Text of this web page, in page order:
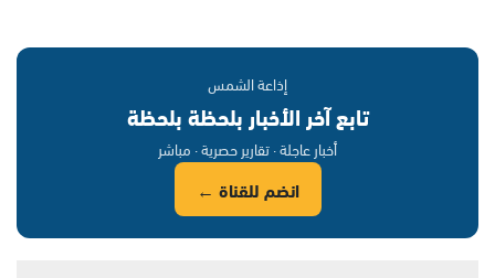
إذاعة الشمس
تابع آخر الأخبار بلحظة بلحظة
أخبار عاجلة · تقارير حصرية · مباشر
انضم للقناة ←